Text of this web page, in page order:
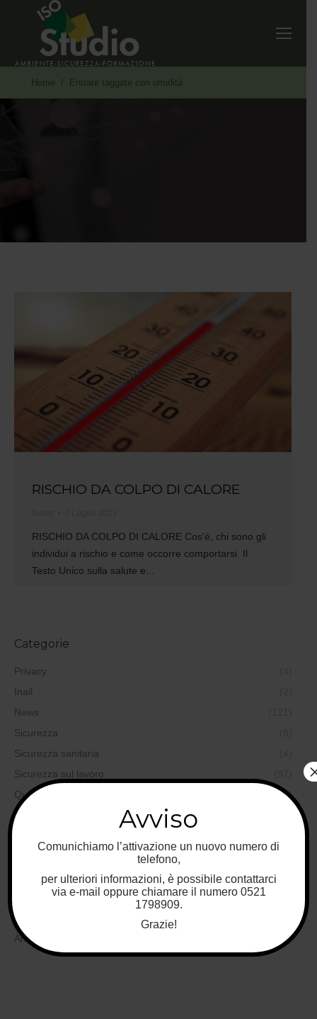
Tu sei qui:
Home Entrate taggate con umidità
RISCHIO DA COLPO DI CALORE
RISCHIO DA COLPO DI CALORE Cos'è, chi sono gli
individui a rischio e come occorre comportarsi Il
Testo Unico sulla salute e...
Categorie
Privacy
Inail
News
Sicurezza
Sicurezza sanitaria
Sicurezza sul lavoro
Qualità
(35)
Formazione
Sicurezza nei cantieri
Progettazione
Medicina del lavoro
Antincendio
(5)
Avviso
Comunichiamo l’attivazione un nuovo numero di
telefono,
per ulteriori informazioni, è possibile contattarci
via e-mail oppure chiamare il numero 0521
1798909.
Grazie!